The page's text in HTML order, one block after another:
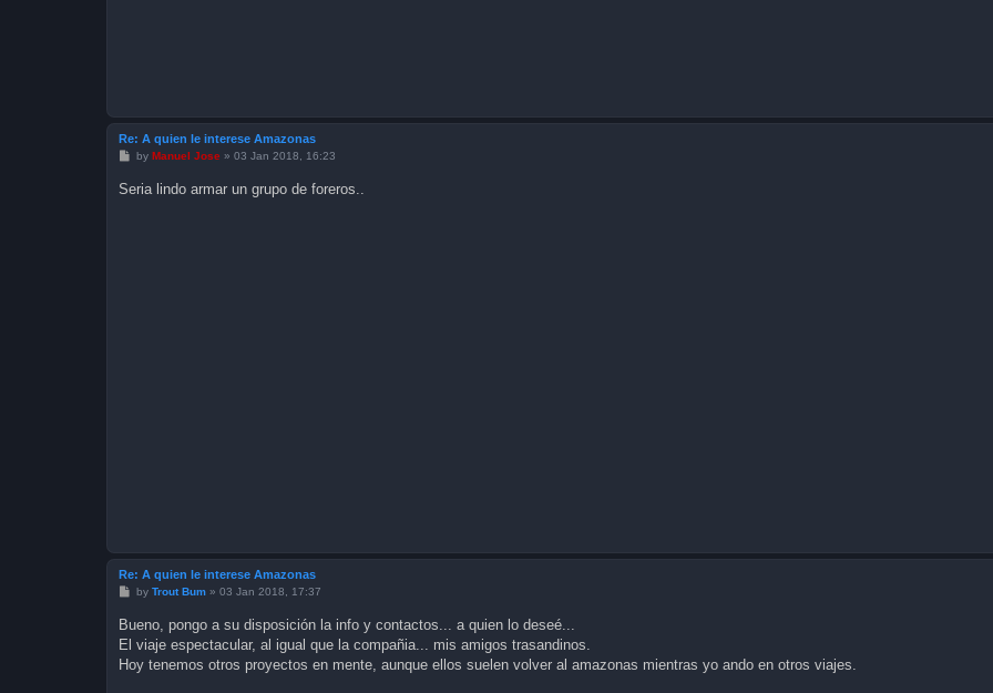
Re: A quien le interese Amazonas
P
t
by Manuel Jose » 03 Jan 2018, 16:23
Seria lindo armar un grupo de foreros..
Re: A quien le interese Amazonas
P
t
by Trout Bum» 03 Jan 2018, 17:37
Bueno, pongo a su disposición la info y contactos... a quien lo deseé...
El viaje espectacular, al igual que la compañia... mis amigos trasandinos.
Hoy tenemos otros proyectos en mente, aunque ellos suelen volver al amazonas mientras yo ando en otros viajes.